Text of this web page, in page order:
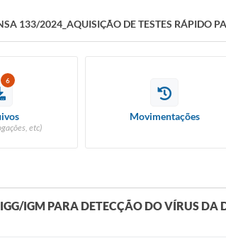
133/2024_AQUISIÇÃO DE TESTES RÁPIDO
6
etc)
Movimentações
IGM PARA DETECÇÃO DO VÍRUS DA